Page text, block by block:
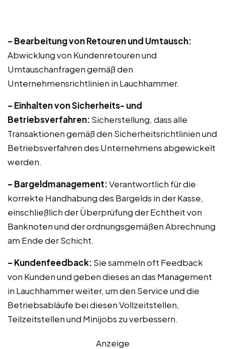
– Bearbeitung von Retouren und Umtausch:
Abwicklung von Kundenretouren und
Umtauschanfragen gemäß den
Unternehmensrichtlinien in Lauchhammer.
– Einhalten von Sicherheits- und
Betriebsverfahren: Sicherstellung, dass alle
Transaktionen gemäß den Sicherheitsrichtlinien und
Betriebsverfahren des Unternehmens abgewickelt
werden.
– Bargeldmanagement:Verantwortlich für die
korrekte Handhabung des Bargelds in der Kasse,
einschließlich der Überprüfung der Echtheit von
Banknoten und der ordnungsgemäßen Abrechnung
am Ende der Schicht.
– Kundenfeedback: Sie sammeln oft Feedback
von Kunden und geben dieses an das Management
in Lauchhammer weiter, um den Service und die
Betriebsabläufe bei diesen Vollzeitstellen,
Teilzeitstellen und Minijobs zu verbessern.
Anzeige